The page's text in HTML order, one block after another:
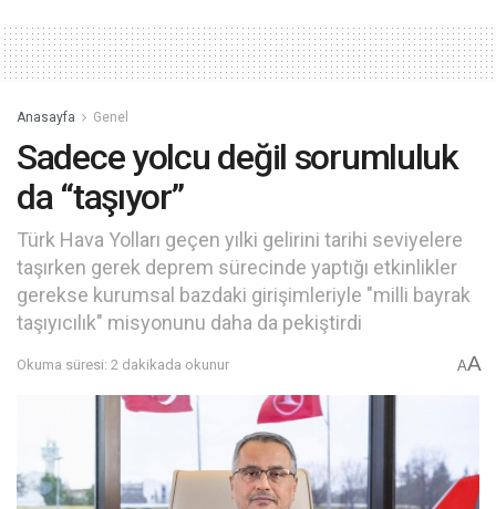
Anasayfa Genel
Sadece yolcu değil sorumluluk
da “taşıyor”
Türk Hava Yolları geçen yılki gelirini tarihi seviyelere
taşırken gerek deprem sürecinde yaptığı etkinlikler
gerekse kurumsal bazdaki girişimleriyle "milli bayrak
taşıyıcılık" misyonunu daha da pekiştirdi
Okuma süresi: 2 dakikada okunur AA